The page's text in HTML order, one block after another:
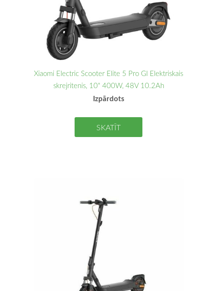
Xiaomi Electric Scooter Elite 5 Pro Gl Elektriskais
skrejritenis, 10" 400W, 48V 10.2Ah
Izpārdots
SKATĪT